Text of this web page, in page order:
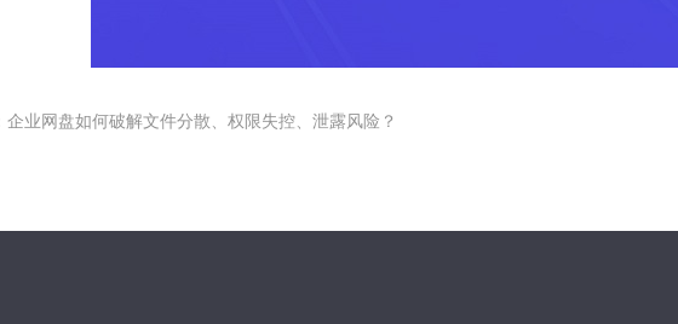
企业网盘如何破解文件分散、权限失控、泄露风险？